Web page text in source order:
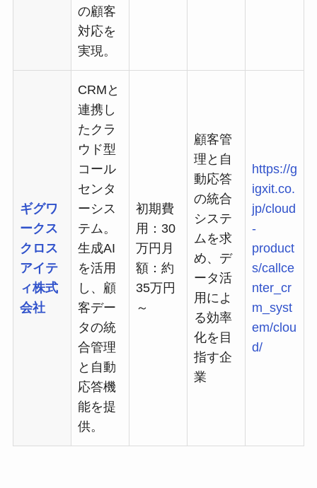
の顧客
対応を
実現。
ギグワ
ークス
クロス
アイテ
ィ株式
会社
CRMと
連携し
たクラ
ウド型
コール
センタ
ーシス
テム。
生成AI
を活用
し、顧
客デー
タの統
合管理
と自動
応答機
能を提
供。
初期費
用：30
万円月
額：約
35万円
～
顧客管
理と自
動応答
の統合
システ
ムを求
め、デ
ータ活
用によ
る効率
化を目
指す企
業
https://g
igxit.co.
jp/cloud
-
product
s/callce
nter_cr
m_syst
em/clou
d/